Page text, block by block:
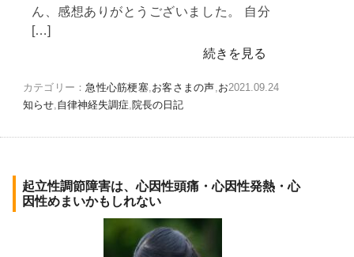
ん、感想ありがとうございました。 自分
[…]
続きを見る
2021.09.24
カテゴリー：急性心筋梗塞,お客さまの声,お
知らせ,自律神経失調症,院長の日記
起立性調節障害は、心因性頭痛・心因性発熱・心
因性めまいかもしれない